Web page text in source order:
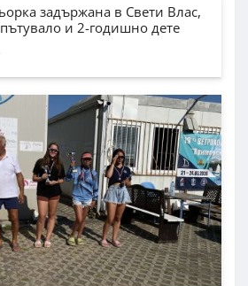
задържана в Свети Влас,
и 2-годишно дете